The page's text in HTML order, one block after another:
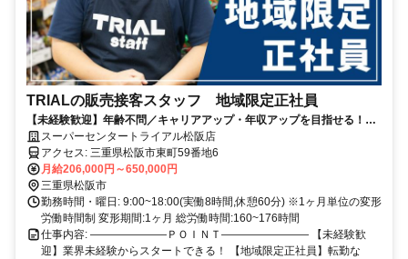
TRIALの販売接客スタッフ 地域限定正社員
【未経験歓迎】年齢不問／キャリアアップ・年収アップを目指せる！／
小売業等の経験が活かせる／週休二日制／昇給・賞与あり／福利厚生充
実
スーパーセンタートライアル松阪店
アクセス: 三重県松阪市東町59番地6
月給206,000円～650,000円
三重県松阪市
勤務時間・曜日: 9:00~18:00(実働8時間,休憩60分) ※1ヶ月単位の変形
労働時間制 変形期間:1ヶ月 総労働時間:160~176時間
仕事内容: ―――――――ＰＯＩＮＴ―――――――― 【未経験歓
迎】業界未経験からスタートできる！ 【地域限定正社員】転勤な